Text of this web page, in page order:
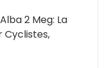
2 Meg: La
Cyclistes,